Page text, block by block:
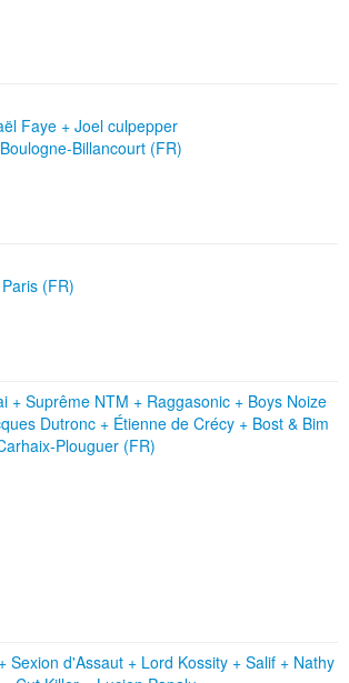
Faye + Joel culpepper
Billancourt (FR)
(FR)
+ Suprême NTM + Raggasonic + Boys Noize
Dutronc + Étienne de Crécy + Bost & Bim
Plouguer (FR)
+ Sexion d'Assaut + Lord Kossity + Salif + Nathy